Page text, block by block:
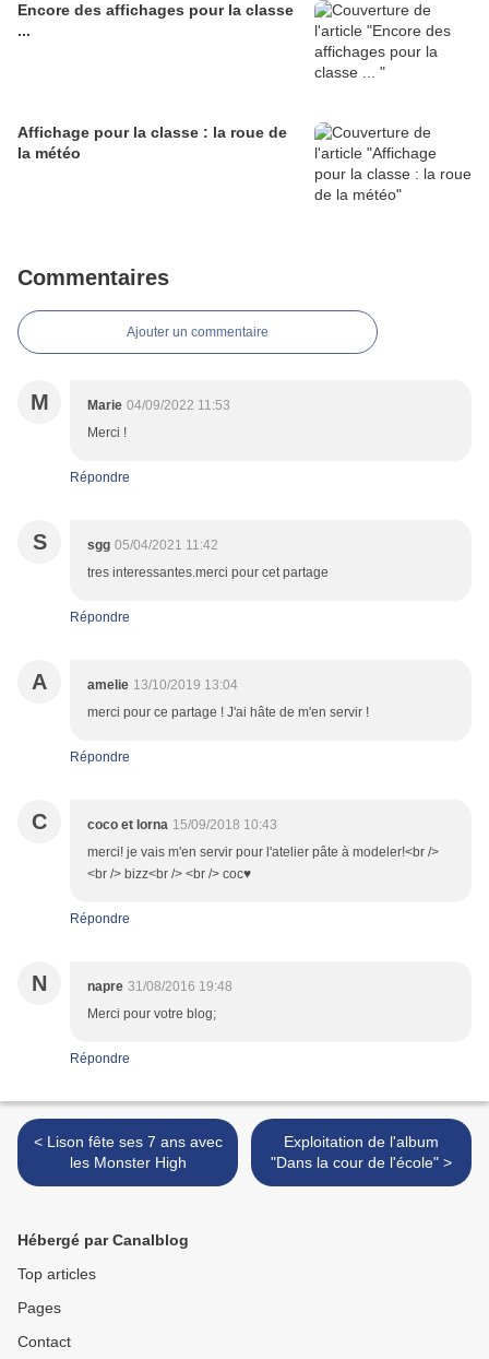
Encore des affichages pour la classe
...
Affichage pour la classe : la roue de
la météo
Commentaires
Ajouter un commentaire
M Marie 04/09/2022 11:53
Merci !
Répondre
S sgg 05/04/2021 11:42
tres interessantes.merci pour cet partage
Répondre
A amelie 13/10/2019 13:04
merci pour ce partage ! J'ai hâte de m'en servir !
Répondre
C coco et lorna 15/09/2018 10:43
merci! je vais m'en servir pour l'atelier pâte à modeler!<br />
<br /> bizz<br /> <br /> coc♥
Répondre
N napre 31/08/2016 19:48
Merci pour votre blog;
Répondre
< Lison fête ses 7 ans avec
les Monster High
Exploitation de l'album
"Dans la cour de l'école" >
Hébergé par Canalblog
Top articles
Pages
Contact